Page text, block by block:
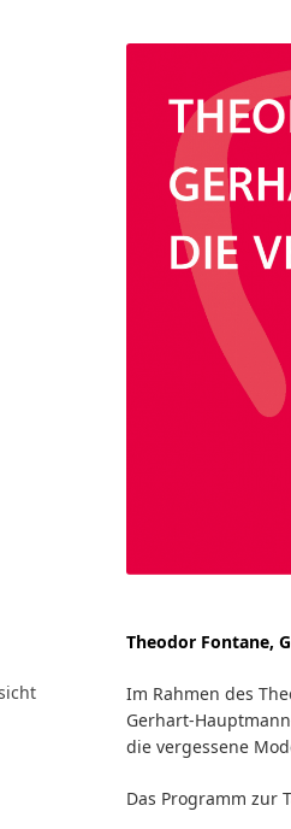
Fontane-
Theodor Fontane,
Im Rahmen des
Gerhart-
die vergessene
Das Programm zur